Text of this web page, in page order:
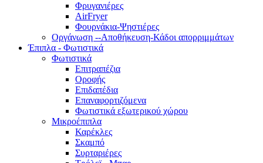
Φρυγανιέρες
AirFryer
Φουρνάκια-Ψηστιέρες
Οργάνωση --Αποθήκευση-Κάδοι απορριμμάτων
Έπιπλα - Φωτιστικά
Φωτιστικά
Επιτραπέζια
Οροφής
Επιδαπέδια
Επαναφορτιζόμενα
Φωτιστικά εξωτερικού χώρου
Μικροέπιπλα
Καρέκλες
Σκαμπό
Συρταριέρες